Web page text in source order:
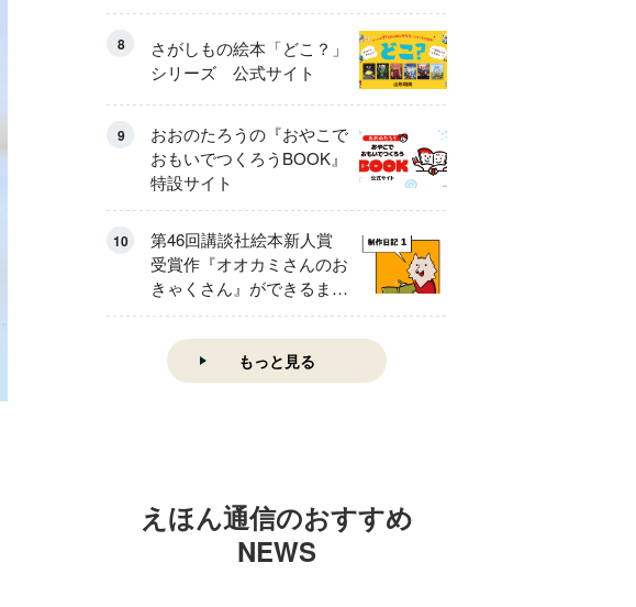
8
さがしもの絵本「どこ？」
シリーズ 公式サイト
9
おおのたろうの『おやこで
おもいでつくろうBOOK』
特設サイト
10
第46回講談社絵本新人賞
受賞作『オオカミさんのお
きゃくさん』ができるまで
①
もっと見る
えほん通信のおすすめ
NEWS